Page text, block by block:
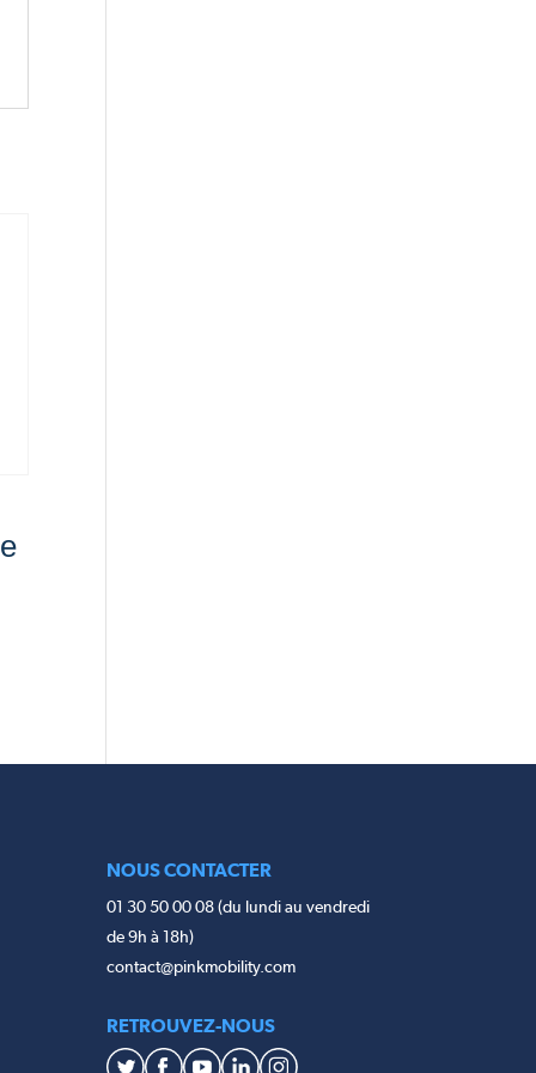
NOUS CONTACTER
01 30 50 00 08 (du lundi au vendredi
de 9h à 18h)
contact@pinkmobility.com
RETROUVEZ-NOUS